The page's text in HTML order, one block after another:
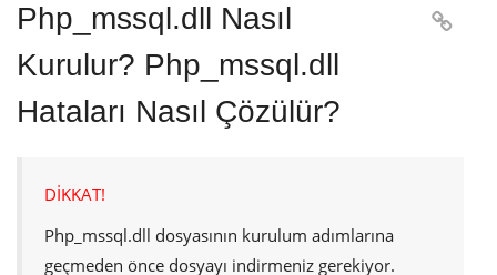
Php_mssql.dll Nasıl
Kurulur? Php_mssql.dll
Hataları Nasıl Çözülür?

DİKKAT!
Php_mssql.dll dosyasının kurulum adımlarına
geçmeden önce dosyayı indirmeniz gerekiyor.